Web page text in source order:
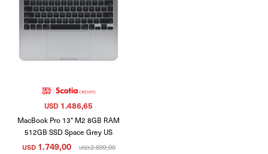
MacBook Pro 13" M2 8GB RAM
512GB SSD Space Grey US
USD 1.749,00 USD2.699,00
USD 1.486,65